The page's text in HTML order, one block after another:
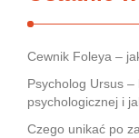
Cewnik Foleya –
Psycholog Ursus
psychologicznej i
Czego unikać po